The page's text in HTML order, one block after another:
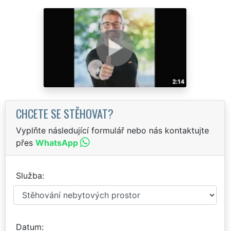
CHCETE SE STĚHOVAT?
Vyplňte následující formulář nebo nás kontaktujte
přes WhatsApp
Služba
Datum